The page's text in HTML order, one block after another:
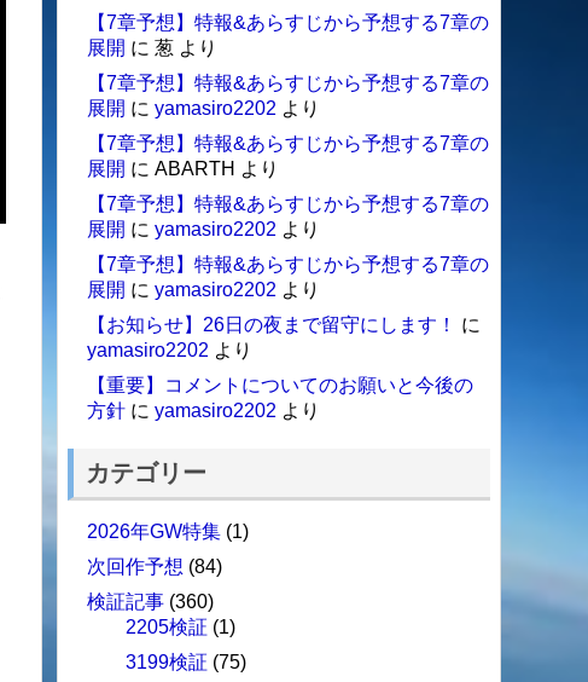
【7章予想】特報&あらすじから予想する7章の
展開 に 葱 より
【7章予想】特報&あらすじから予想する7章の
展開 に yamasiro2202 より
【7章予想】特報&あらすじから予想する7章の
展開 に ABARTH より
【7章予想】特報&あらすじから予想する7章の
展開 に yamasiro2202 より
【7章予想】特報&あらすじから予想する7章の
展開 に yamasiro2202 より
【お知らせ】26日の夜まで留守にします！
に
yamasiro2202 より
【重要】コメントについてのお願いと今後の
方針 に yamasiro2202 より
カテゴリー
2026年GW特集 (1)
次回作予想 (84)
検証記事 (360)
2205検証 (1)
3199検証 (75)